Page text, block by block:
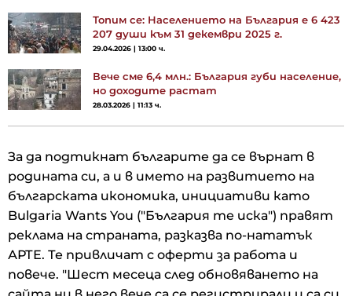
Топим се: Населението на България е 6 423
207 души към 31 декември 2025 г.
29.04.2026 | 13:00 ч.
Вече сме 6,4 млн.: България губи население,
но доходите растат
28.03.2026 | 11:13 ч.
За да подтикнат българите да се върнат в
родината си, а и в името на развитието на
българската икономика, инициативи като
Bulgaria Wants You ("България те иска") правят
реклама на страната, разказва по-нататък
АРТЕ. Те привличат с оферти за работа и
повече. "Шест месеца след обновяването на